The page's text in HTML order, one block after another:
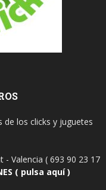
de los clicks y juguetes
- Valencia ( 693 90 23 17
( pulsa aquí )